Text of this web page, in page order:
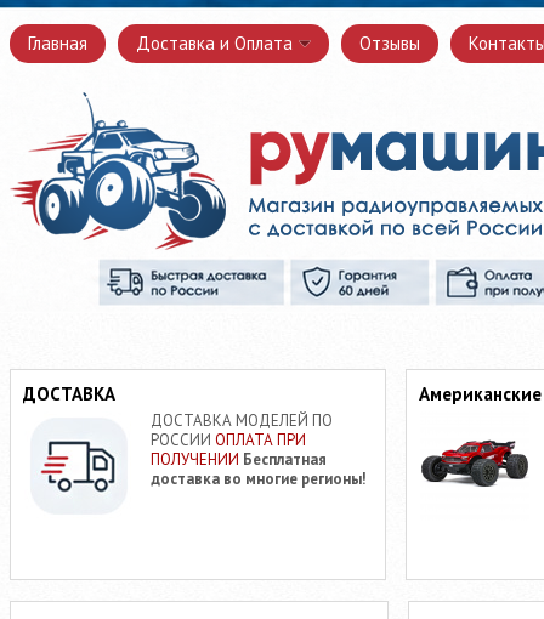
Главная Доставка и Оплата Отзывы
ДОСТАВКА
ДОСТАВКА МОДЕЛЕЙ ПО
РОССИИ ОПЛАТА ПРИ
ПОЛУЧЕНИИ Бесплатная
доставка во многие регионы!